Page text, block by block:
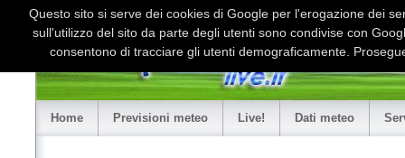
Home Previsioni meteo Live! Dati meteo
Questo sito si serve dei cookies di Google per l'erogazione dei
sull'utilizzo del sito da parte degli utenti sono condivise con
consentono di tracciare gli utenti demograficamente.